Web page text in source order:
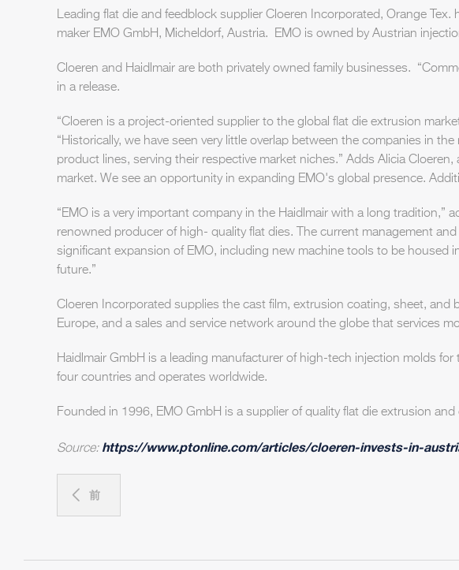
Leading flat die and feedblock supplier Cloeren Incorporated, Orange
maker EMO GmbH, Micheldorf, Austria. EMO is owned by Austrian
Cloeren and Haidlmair are both privately owned family businesses.
in a release.
“Cloeren is a project-oriented supplier to the global flat die extrusion
“Historically, we have seen very little overlap between the companies in
product lines, serving their respective market niches.” Adds Alicia
market. We see an opportunity in expanding EMO's global presence.
“EMO is a very important company in the Haidlmair with a long tradition,”
renowned producer of high- quality flat dies. The current management
significant expansion of EMO, including new machine tools to be
future.”
Cloeren Incorporated supplies the cast film, extrusion coating, sheet,
Europe, and a sales and service network around the globe that services
Haidlmair GmbH is a leading manufacturer of high-tech injection molds
four countries and operates worldwide.
Founded in 1996, EMO GmbH is a supplier of quality flat die extrusion
Source: https://www.ptonline.com/articles/cloeren-invests-in-
前